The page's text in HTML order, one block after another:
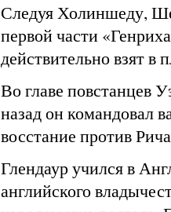
Следуя Холиншеду,
первой части
действительно взят в
Во главе повстанцев
назад он командовал
восстание против
Глендаур учился в
английского